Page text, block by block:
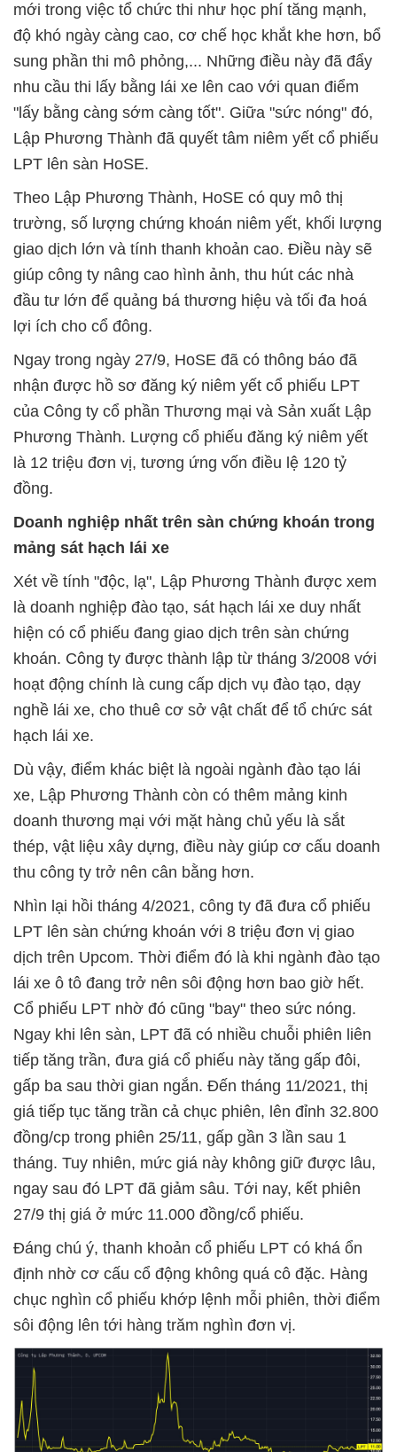
mới trong việc tổ chức thi như học phí tăng mạnh,
độ khó ngày càng cao, cơ chế học khắt khe hơn, bổ
sung phần thi mô phỏng,... Những điều này đã đẩy
nhu cầu thi lấy bằng lái xe lên cao với quan điểm
"lấy bằng càng sớm càng tốt". Giữa "sức nóng" đó,
Lập Phương Thành đã quyết tâm niêm yết cổ phiếu
LPT lên sàn HoSE.
Theo Lập Phương Thành, HoSE có quy mô thị
trường, số lượng chứng khoán niêm yết, khối lượng
giao dịch lớn và tính thanh khoản cao. Điều này sẽ
giúp công ty nâng cao hình ảnh, thu hút các nhà
đầu tư lớn để quảng bá thương hiệu và tối đa hoá
lợi ích cho cổ đông.
Ngay trong ngày 27/9, HoSE đã có thông báo đã
nhận được hồ sơ đăng ký niêm yết cổ phiếu LPT
của Công ty cổ phần Thương mại và Sản xuất Lập
Phương Thành. Lượng cổ phiếu đăng ký niêm yết
là 12 triệu đơn vị, tương ứng vốn điều lệ 120 tỷ
đồng.
Doanh nghiệp nhất trên sàn chứng khoán trong
mảng sát hạch lái xe
Xét về tính "độc, lạ", Lập Phương Thành được xem
là doanh nghiệp đào tạo, sát hạch lái xe duy nhất
hiện có cổ phiếu đang giao dịch trên sàn chứng
khoán. Công ty được thành lập từ tháng 3/2008 với
hoạt động chính là cung cấp dịch vụ đào tạo, dạy
nghề lái xe, cho thuê cơ sở vật chất để tổ chức sát
hạch lái xe.
Dù vậy, điểm khác biệt là ngoài ngành đào tạo lái
xe, Lập Phương Thành còn có thêm mảng kinh
doanh thương mại với mặt hàng chủ yếu là sắt
thép, vật liệu xây dựng, điều này giúp cơ cấu doanh
thu công ty trở nên cân bằng hơn.
Nhìn lại hồi tháng 4/2021, công ty đã đưa cổ phiếu
LPT lên sàn chứng khoán với 8 triệu đơn vị giao
dịch trên Upcom. Thời điểm đó là khi ngành đào tạo
lái xe ô tô đang trở nên sôi động hơn bao giờ hết.
Cổ phiếu LPT nhờ đó cũng "bay" theo sức nóng.
Ngay khi lên sàn, LPT đã có nhiều chuỗi phiên liên
tiếp tăng trần, đưa giá cổ phiếu này tăng gấp đôi,
gấp ba sau thời gian ngắn. Đến tháng 11/2021, thị
giá tiếp tục tăng trần cả chục phiên, lên đỉnh 32.800
đồng/cp trong phiên 25/11, gấp gần 3 lần sau 1
tháng. Tuy nhiên, mức giá này không giữ được lâu,
ngay sau đó LPT đã giảm sâu. Tới nay, kết phiên
27/9 thị giá ở mức 11.000 đồng/cổ phiếu.
Đáng chú ý, thanh khoản cổ phiếu LPT có khá ổn
định nhờ cơ cấu cổ động không quá cô đặc. Hàng
chục nghìn cổ phiếu khớp lệnh mỗi phiên, thời điểm
sôi động lên tới hàng trăm nghìn đơn vị.